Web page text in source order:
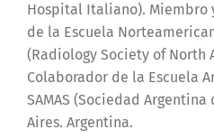
Hospital Italiano). Miembro
de la Escuela
(Radiology Society of North
Colaborador de la Escuela
SAMAS (Sociedad
Aires. Argentina.